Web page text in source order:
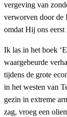
vergeving van
verworven door de
omdat Hij ons eerst
Ik las in het boek
waargebeurde
tijdens de grote
in het westen van
gezin in extreme
zag, vroeg een